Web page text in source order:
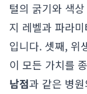
털의 굵기와 색
지 레벨과 파라
입니다. 셋째, 위
이 모든 가치를
남점과 같은 병